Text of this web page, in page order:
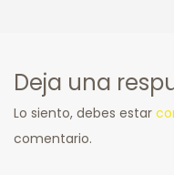
Deja una
Lo siento, debes estar
comentario.